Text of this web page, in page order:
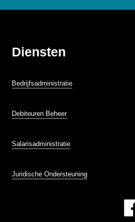
Diensten
Bedrijfsadministratie
Debiteuren Beheer
Salarisadministratie
Juridische Ondersteuning